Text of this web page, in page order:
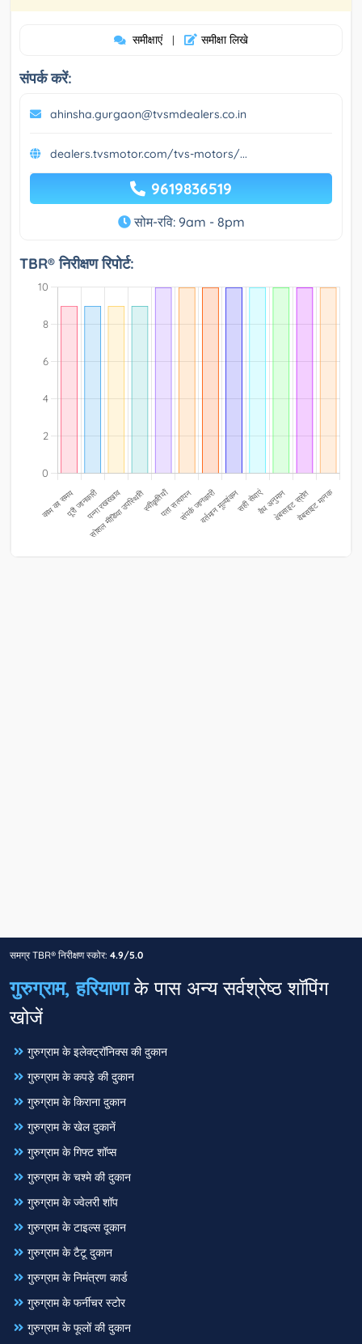
समीक्षाएं | समीक्षा लिखे
संपर्क करें:
ahinsha.gurgaon@tvsmdealers.co.in
dealers.tvsmotor.com/tvs-motors/...
9619836519
सोम-रवि: 9am - 8pm
TBR® निरीक्षण रिपोर्ट:
समग्र TBR® निरीक्षण स्कोर: 4.9/5.0
गुरुग्राम, हरियाणाके पास अन्य सर्वश्रेष्ठ शॉपिंग
खोजें
गुरुग्राम के इलेक्ट्रॉनिक्स की दुकान
गुरुग्राम के कपड़े की दुकान
गुरुग्राम के किराना दुकान
गुरुग्राम के खेल दुकानें
गुरुग्राम के गिफ्ट शॉप्स
गुरुग्राम के चश्मे की दुकान
गुरुग्राम के ज्वेलरी शॉप
गुरुग्राम के टाइल्स दूकान
गुरुग्राम के टैटू दुकान
गुरुग्राम के निमंत्रण कार्ड
गुरुग्राम के फर्नीचर स्टोर
गुरुग्राम के फूलों की दुकान